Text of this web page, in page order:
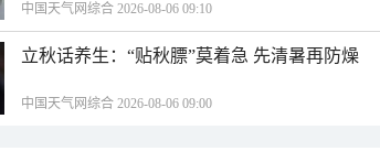
中国天气网综合 2026-08-06 09:10
立秋话养生：“贴秋膘”莫着急 先清暑再防燥
中国天气网综合 2026-08-06 09:00